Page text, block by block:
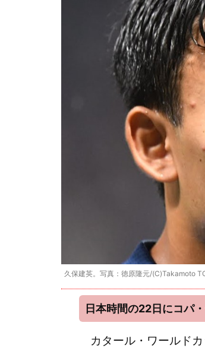
久保建英。写真：徳原隆元/(C)Takamoto
日本時間の22日にコパ
カタール・ワールドカ